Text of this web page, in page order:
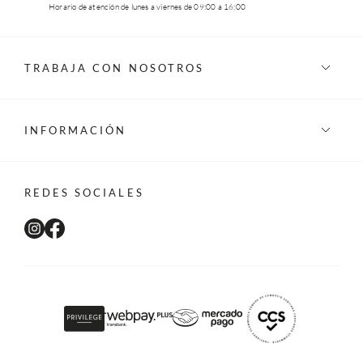
Horario de atención de lunes a viernes de 09:00 a 16:00
TRABAJA CON NOSOTROS
INFORMACIÓN
REDES SOCIALES